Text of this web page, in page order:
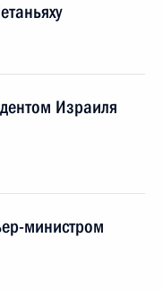
Израиля
министром